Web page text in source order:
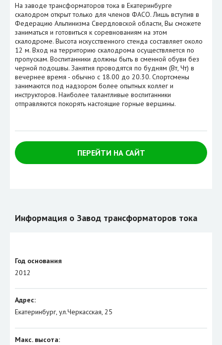
На заводе трансформаторов тока в Екатеринбурге
скалодром открыт только для членов ФАСО. Лишь вступив в
Федерацию Альпинизма Свердловской области, Вы сможете
заниматься и готовиться к соревнованиям на этом
скалодроме. Высота искусственного стенда составляет около
12 м. Вход на территорию скалодрома осуществляется по
пропускам. Воспитанники должны быть в сменной обуви без
черной подошвы. Занятия проводятся по будням (Вт, Чт) в
вечернее время - обычно с 18.00 до 20.30. Спортсмены
занимаются под надзором более опытных коллег и
инструкторов. Наиболее талантливые воспитанники
отправляются покорять настоящие горные вершины.
ПЕРЕЙТИ НА САЙТ
Информация о Завод трансформаторов тока
Год основания
2012
Адрес:
Екатеринбург, ул.Черкасская, 25
Макс. высота: